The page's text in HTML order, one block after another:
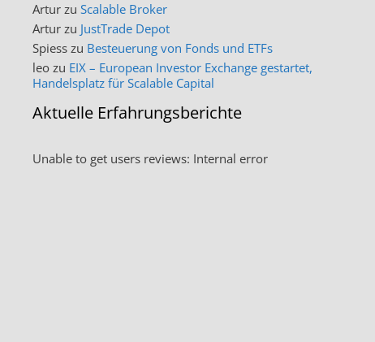
Artur zu Scalable Broker
Artur zu JustTrade Depot
Spiess zu Besteuerung von Fonds und ETFs
leo zu EIX – European Investor Exchange gestartet,
Handelsplatz für Scalable Capital
Aktuelle Erfahrungsberichte
Unable to get users reviews: Internal error